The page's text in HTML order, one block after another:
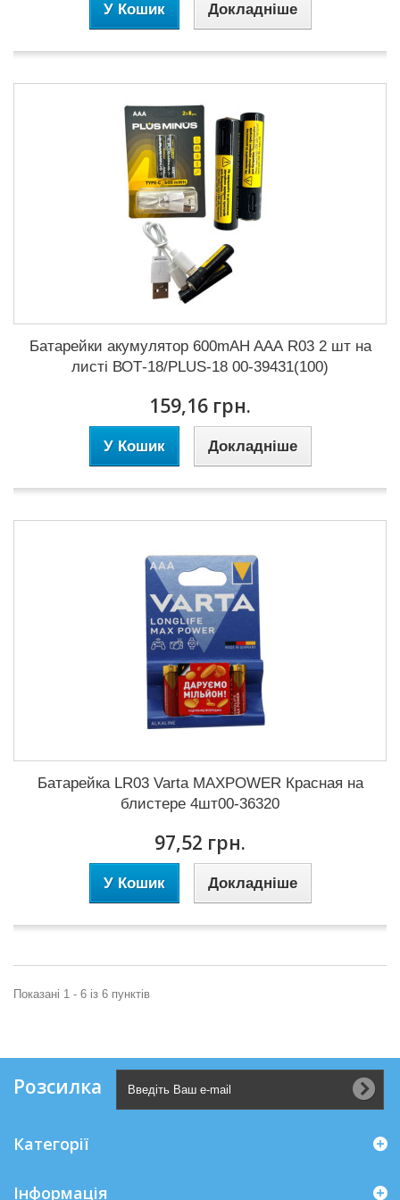
У Кошик Докладніше
Батарейки акумулятор 600mAH AAА R03 2 шт на
листі ВОТ-18/PLUS-18 00-39431(100)
159,16 грн.
У Кошик Докладніше
Батарейка LR03 Varta MAXPOWER Красная на
блистере 4шт00-36320
97,52 грн.
У Кошик Докладніше
Показані 1 - 6 із 6 пунктів
Розсилка
Категорії
Інформація